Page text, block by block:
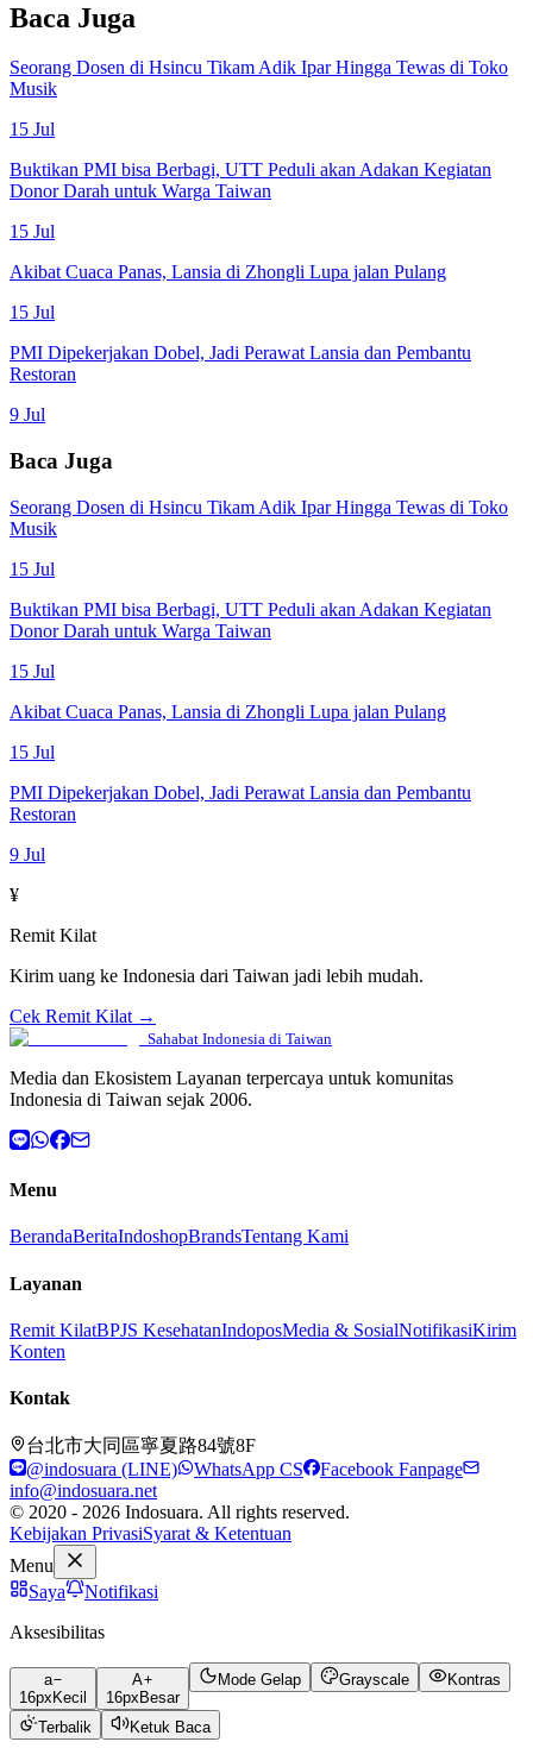
Baca Juga
Seorang Dosen di Hsincu Tikam Adik Ipar Hingga Tewas di Toko
Musik
15 Jul
Buktikan PMI bisa Berbagi, UTT Peduli akan Adakan Kegiatan
Donor Darah untuk Warga Taiwan
15 Jul
Akibat Cuaca Panas, Lansia di Zhongli Lupa jalan Pulang
15 Jul
PMI Dipekerjakan Dobel, Jadi Perawat Lansia dan Pembantu
Restoran
9 Jul
Baca Juga
Seorang Dosen di Hsincu Tikam Adik Ipar Hingga Tewas di Toko
Musik
15 Jul
Buktikan PMI bisa Berbagi, UTT Peduli akan Adakan Kegiatan
Donor Darah untuk Warga Taiwan
15 Jul
Akibat Cuaca Panas, Lansia di Zhongli Lupa jalan Pulang
15 Jul
PMI Dipekerjakan Dobel, Jadi Perawat Lansia dan Pembantu
Restoran
9 Jul
¥
Remit Kilat
Kirim uang ke Indonesia dari Taiwan jadi lebih mudah.
Cek Remit Kilat →
Sahabat Indonesia di Taiwan
Media dan Ekosistem Layanan terpercaya untuk komunitas
Indonesia di Taiwan sejak 2006.
Menu
BerandaBeritaIndoshopBrandsTentang Kami
Layanan
Remit KilatBPJS KesehatanIndoposMedia & SosialNotifikasiKirim
Konten
Kontak
台北市大同區寧夏路84號8F
@indosuara (LINE)
WhatsApp CS
Facebook Fanpage
info@indosuara.net
© 2020 - 2026 Indosuara. All rights reserved.
Kebijakan PrivasiSyarat & Ketentuan
Menu
Saya
Notifikasi
Aksesibilitas
a
16px Kecil
A
16px Besar
Mode Gelap Grayscale Kontras
Terbalik Ketuk Baca